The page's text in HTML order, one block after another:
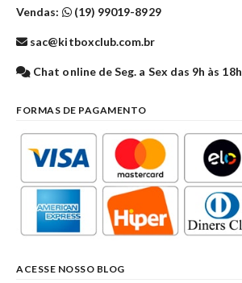
Vendas: (19) 99019-8929
sac@kitboxclub.com.br
Chat online de Seg. a Sex das 9h às 18h
FORMAS DE PAGAMENTO
ACESSE NOSSO BLOG